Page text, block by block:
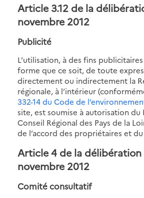
Article 3.12 de la
novembre 2012
Publicité
L’utilisation, à des fins
forme que ce soit, de toute
directement ou indirectement la
régionale, à l’intérieur
332-14 du Code de
site, est soumise à autorisation du
Conseil Régional des Pays de la
de l’accord des propriétaires et
Article 4 de la délibération
novembre 2012
Comité consultatif